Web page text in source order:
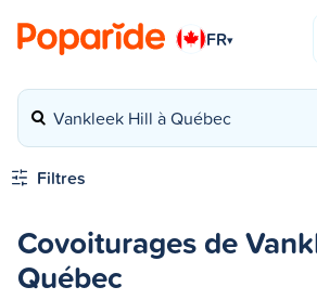
FR▾
Vankleek Hill à Québec
Filtres
Covoiturages de
Québec